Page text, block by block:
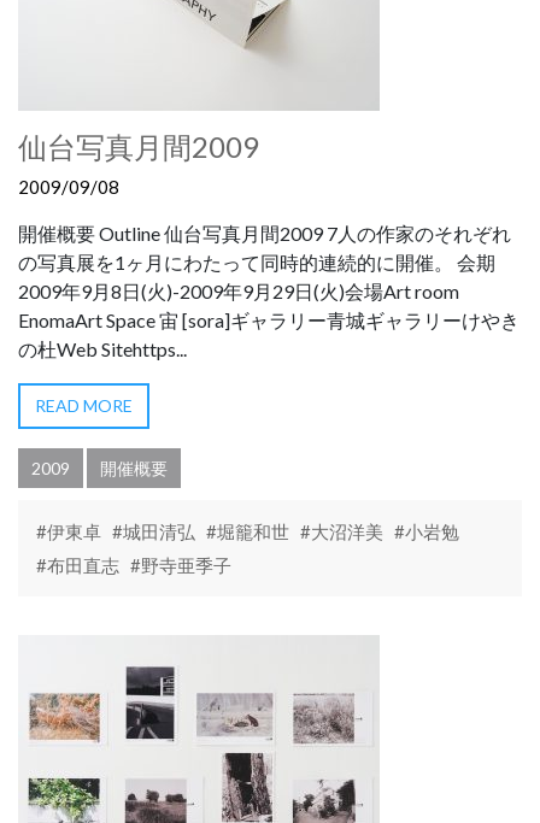
仙台写真月間2009
2009/09/08
開催概要 Outline 仙台写真月間2009 7人の作家のそれぞれ
の写真展を1ヶ月にわたって同時的連続的に開催。 会期
2009年9月8日(火)-2009年9月29日(火)会場Art room
EnomaArt Space 宙 [sora]ギャラリー青城ギャラリーけやき
の杜Web Sitehttps...
READ MORE
2009 開催概要
#伊東卓 #城田清弘 #堀籠和世 #大沼洋美 #小岩勉
#布田直志 #野寺亜季子